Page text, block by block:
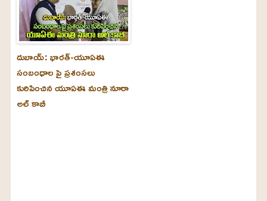
దుబాయ్‌: భారత్-యూఏఈ
సంబంధాల పై ప్రశంసలు
కురిపించిన యూఏఈ మంత్రి నూరా
అల్‌ కాబీ